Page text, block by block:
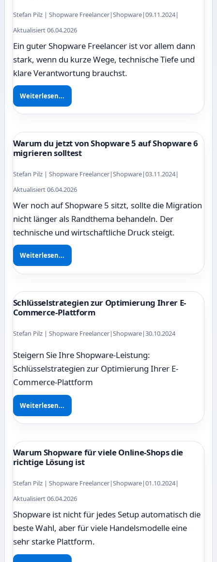
Stefan Pilz | Shopware Freelancer|Shopware|09.11.2024|
Aktualisiert 06.04.2026
Ein guter Shopware Freelancer ist vor allem dann
stark, wenn du kurze Wege, technische Tiefe und
klare Verantwortung brauchst.
Weiterlesen...
Warum du jetzt von Shopware 5 auf Shopware 6
migrieren solltest
Stefan Pilz | Shopware Freelancer|Shopware|03.11.2024|
Aktualisiert 06.04.2026
Wer noch auf Shopware 5 sitzt, sollte die Migration
nicht länger als Randthema behandeln. Der
technische und wirtschaftliche Druck steigt.
Weiterlesen...
Schlüsselstrategien zur Optimierung Ihrer E-
Commerce-Plattform
Stefan Pilz | Shopware Freelancer|Shopware|30.10.2024
Steigern Sie Ihre Shopware-Leistung:
Schlüsselstrategien zur Optimierung Ihrer E-
Commerce-Plattform
Weiterlesen...
Warum Shopware für viele Online-Shops die
richtige Lösung ist
Stefan Pilz | Shopware Freelancer|Shopware|01.10.2024|
Aktualisiert 06.04.2026
Shopware ist nicht für jedes Setup automatisch die
beste Wahl, aber für viele Handelsmodelle eine
sehr starke Plattform.